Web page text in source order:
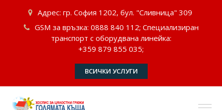
Адрес: гр. София 1202, бул. "Сливница" 309
GSM за връзка: 0888 840 112; Специализиран
транспорт с оборудвана линейка:
+359 879 855 035;
ВСИЧКИ УСЛУГИ